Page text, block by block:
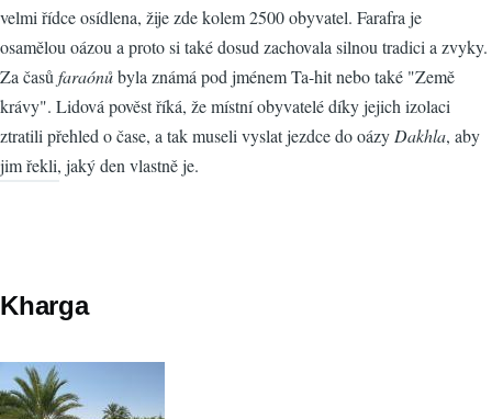
velmi řídce osídlena, žije zde kolem 2500 obyvatel. Farafra je
osamělou oázou a proto si také dosud zachovala silnou tradici a zvyky.
Za časů faraónůbyla známá pod jménem Ta-hit nebo také "Země
krávy". Lidová pověst říká, že místní obyvatelé díky jejich izolaci
ztratili přehled o čase, a tak museli vyslat jezdce do oázy Dakhla, aby
jim řekli, jaký den vlastně je.
Kharga